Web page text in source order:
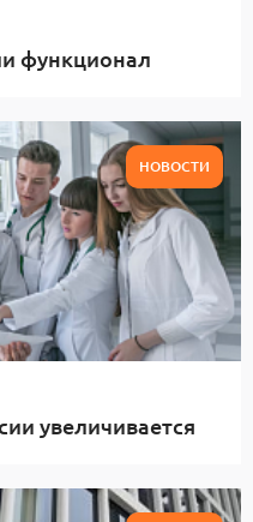
функционал
НОВОСТИ
увеличивается